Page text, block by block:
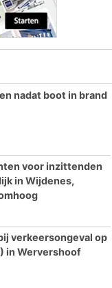
nadat boot in brand
voor inzittenden
in Wijdenes,
verkeersongeval op
in Wervershoof